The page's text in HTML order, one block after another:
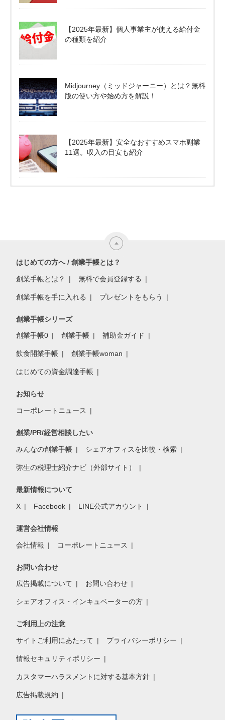
【2025年最新】個人事業主が使える給付金
の種類を紹介
Midjourney（ミッドジャーニー）とは？無料
版の使い方や始め方を解説！
【2025年最新】安全なおすすめスマホ副業
11選。収入の目安も紹介
はじめての方へ / 創業手帳とは？
創業手帳とは？ 無料で会員登録する
創業手帳を手に入れる プレゼントをもらう
創業手帳シリーズ
創業手帳0 創業手帳 補助金ガイド
飲食開業手帳 創業手帳woman
はじめての資金調達手帳
お知らせ
コーポレートニュース
創業/PR/経営相談したい
みんなの創業手帳 シェアオフィスを比較・検索
弥生の税理士紹介ナビ（外部サイト）
最新情報について
X Facebook LINE公式アカウント
運営会社情報
会社情報 コーポレートニュース
お問い合わせ
広告掲載について お問い合わせ
シェアオフィス・インキュベーターの方
ご利用上の注意
サイトご利用にあたって プライバシーポリシー
情報セキュリティポリシー
カスタマーハラスメントに対する基本方針
広告掲載規約